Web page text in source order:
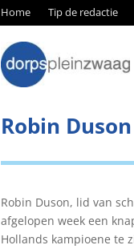
Home Tip de redactie
Robin
Robin Duson, lid van
afgelopen week een
Hollands kampioene te